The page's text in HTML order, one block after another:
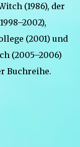
(1986), der
(2001) und
(2005–2006)
Buchreihe.